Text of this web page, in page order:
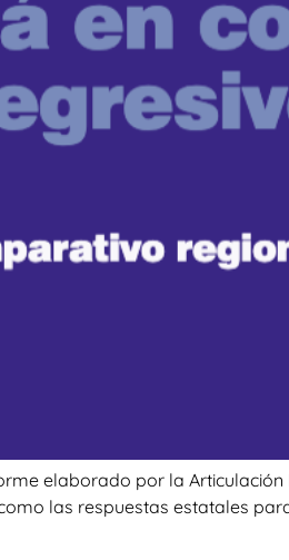
elaborado por la
las respuestas estatales